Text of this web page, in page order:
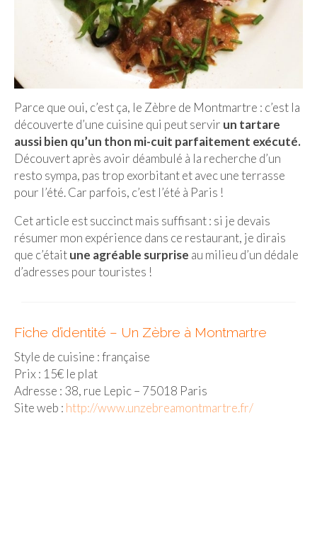
Portugal
Lisbonne
Royaume-Uni
GUIDES FOOD
ALLEMAGNE
– Berlin
– Munich
BOLIVIE
– Sucre
CHILI
– Beijing
– Guilin
– Xi’an
Parce que oui, c’est ça, le Zèbre de Montmartre : c’est la
découverte d’une cuisine qui peut servir un tartare
aussi bien qu’un thon mi-cuit parfaitement exécuté.
Découvert après avoir déambulé à la recherche d’un
resto sympa, pas trop exorbitant et avec une terrasse
pour l’été. Car parfois, c’est l’été à Paris !
Cet article est succinct mais suffisant : si je devais
résumer mon expérience dans ce restaurant, je dirais
que c’étaitune agréable surprise au milieu d’un dédale
d’adresses pour touristes !
Fiche d’identité – Un Zèbre à Montmartre
Style de cuisine : française
Prix : 15€ le plat
Adresse : 38, rue Lepic – 75018 Paris
Site web : http://www.unzebreamontmartre.fr/